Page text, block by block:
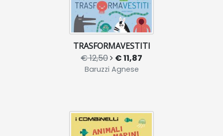
TRASFORMAVESTITI
€ 12,50 € 11,87
Baruzzi Agnese